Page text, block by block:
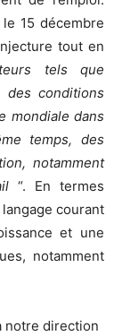
15 décembre
tout en
tels que
des conditions
mondiale dans
temps, des
notamment
“. En termes
courant
et une
notamment
notre direction